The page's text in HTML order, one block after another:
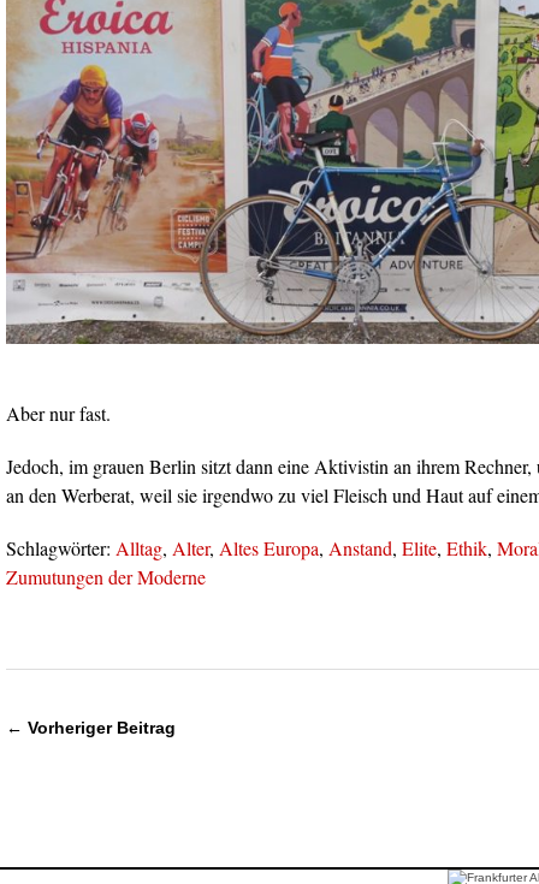
Aber nur fast.
Jedoch, im grauen Berlin sitzt dann eine Aktivistin an ihrem
an den Werberat, weil sie irgendwo zu viel Fleisch und Haut auf
Schlagwörter: Alltag, Alter, Altes Europa, Anstand, Elite, Ethik,
Zumutungen der Moderne
← Vorheriger Beitrag